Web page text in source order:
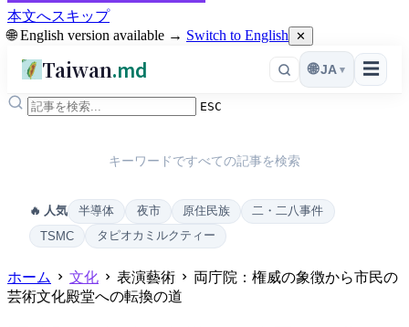
本文へスキップ
🌐 English version available → Switch to English ✕
Taiwan.md ☰
🌐 JA ▾
ESC
キーワードですべての記事を検索
🔥 人気 半導体 夜市 原住民族
二・二八事件
TSMC
タピオカミルクティー
ホーム 文化 表演藝術
両庁院：権威の象徴から市民の
芸術文化殿堂への転換の道